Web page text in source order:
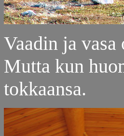
Vaadin ja
Mutta kun
tokkaansa.